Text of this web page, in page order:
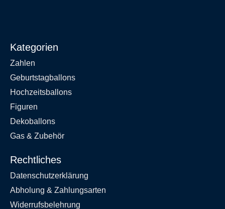
Kategorien
Zahlen
Geburtstagballons
Hochzeitsballons
Figuren
Dekoballons
Gas & Zubehör
Rechtliches
Datenschutzerklärung
Abholung & Zahlungsarten
Widerrufsbelehrung